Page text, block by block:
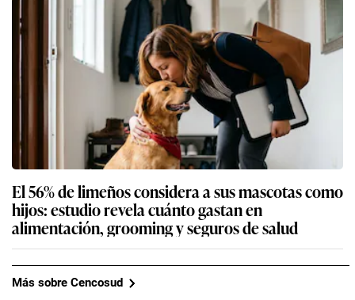
El 56% de limeños considera a sus mascotas como
hijos: estudio revela cuánto gastan en
alimentación, grooming y seguros de salud
Más sobre Cencosud